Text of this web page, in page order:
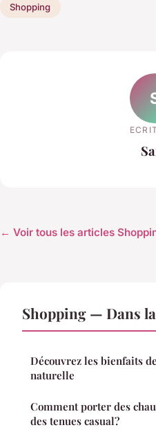
Shopping
← Voir tous les articles
Shopping — Dans
Découvrez les bienfaits
naturelle
Comment porter des
des tenues casual?